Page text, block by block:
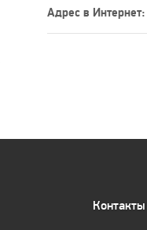
Адрес в Интернет:
Контакты